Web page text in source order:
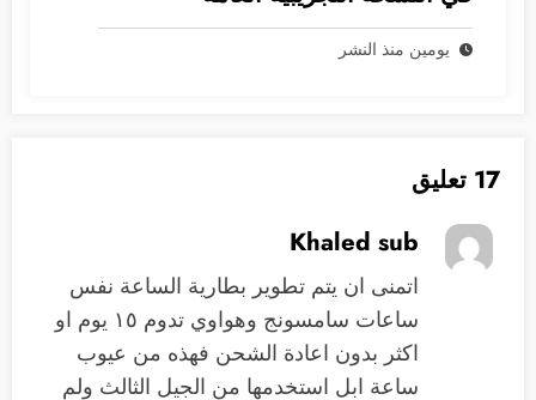
يومين منذ النشر
17 تعليق
Khaled sub
اتمنى ان يتم تطوير بطارية الساعة نفس
ساعات سامسونج وهواوي تدوم ١٥ يوم او
اكثر بدون اعادة الشحن فهذه من عيوب
ساعة ابل استخدمها من الجيل الثالث ولم